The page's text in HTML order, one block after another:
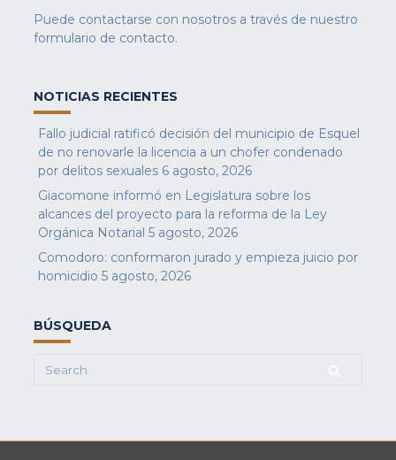
Puede contactarse con nosotros a través de nuestro
formulario de contacto.
NOTICIAS RECIENTES
Fallo judicial ratificó decisión del municipio de Esquel
de no renovarle la licencia a un chofer condenado
por delitos sexuales 6 agosto, 2026
Giacomone informó en Legislatura sobre los
alcances del proyecto para la reforma de la Ley
Orgánica Notarial 5 agosto, 2026
Comodoro: conformaron jurado y empieza juicio por
homicidio 5 agosto, 2026
BÚSQUEDA
Search